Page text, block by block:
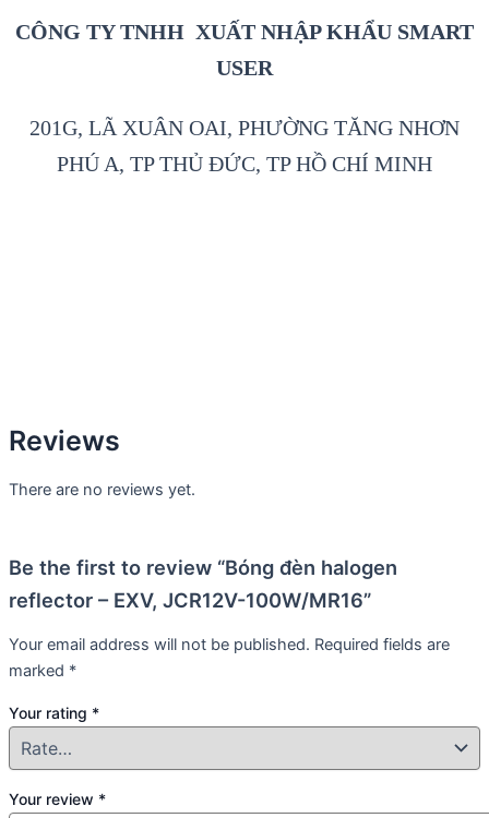
CÔNG TY TNHH XUẤT NHẬP KHẨU SMART
USER
201G, LÃ XUÂN OAI, PHƯỜNG TĂNG NHƠN
PHÚ A, TP THỦ ĐỨC, TP HỒ CHÍ MINH
Reviews
There are no reviews yet.
Be the first to review “Bóng đèn halogen
reflector – EXV, JCR12V-100W/MR16”
Your email address will not be published. Required fields are
marked *
Your rating *
Your review *